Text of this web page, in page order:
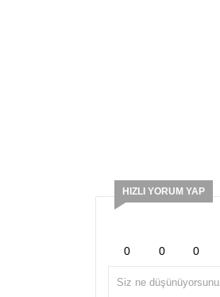
HIZLI YORUM YAP
0 0 0